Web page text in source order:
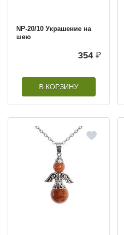
NP-20/10 Украшение на
шею
354 ₽
В КОРЗИНУ